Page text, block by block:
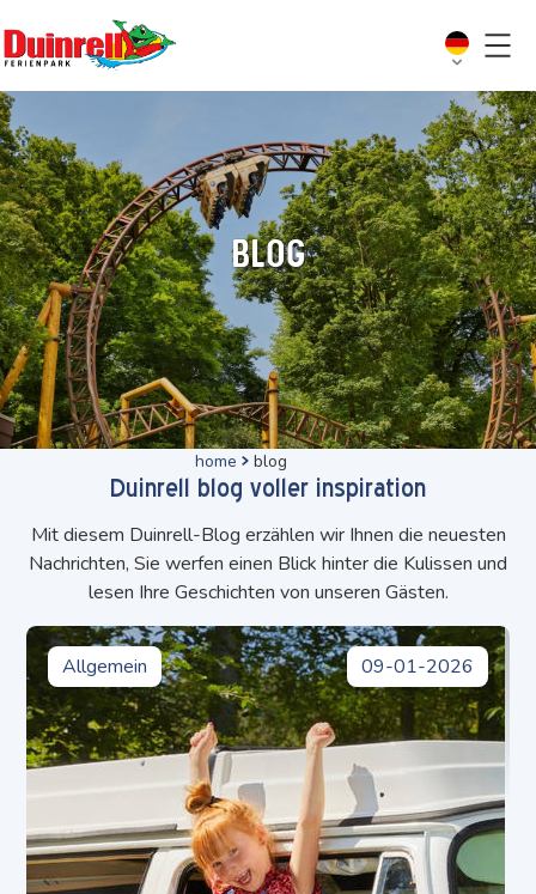
Blog
home blog
Duinrell blog voller inspiration
Mit diesem Duinrell-Blog erzählen wir Ihnen die neuesten
Nachrichten, Sie werfen einen Blick hinter die Kulissen und
lesen Ihre Geschichten von unseren Gästen.
Allgemein 09-01-2026